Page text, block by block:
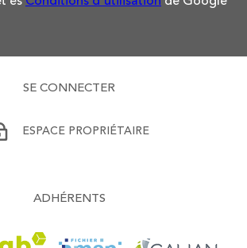
SE CONNECTER
ESPACE PROPRIÉTAIRE
ADHÉRENTS